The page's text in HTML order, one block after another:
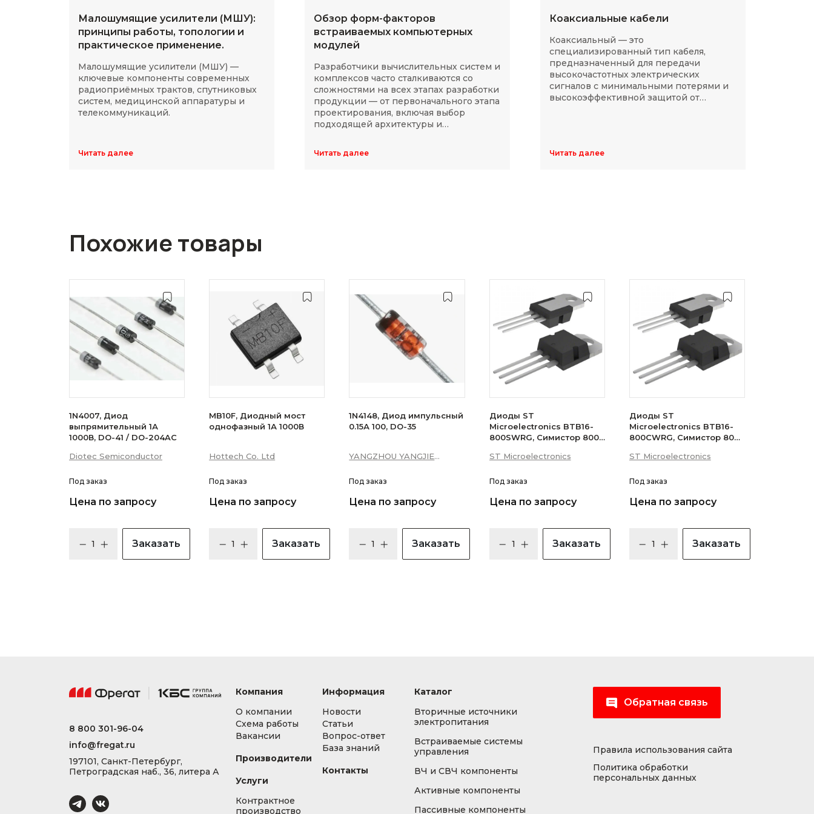
Малошумящие усилители (МШУ):
принципы работы, топологии и
практическое применение.
Малошумящие усилители (МШУ) —
ключевые компоненты современных
радиоприёмных трактов, спутниковых
систем, медицинской аппаратуры и
телекоммуникаций.
Читать далее
Обзор форм-факторов
встраиваемых компьютерных
модулей
Разработчики вычислительных систем и
комплексов часто сталкиваются со
сложностями на всех этапах разработки
продукции — от первоначального этапа
проектирования, включая выбор
подходящей архитектуры и
длительного массового производства.
Читать далее
Коаксиальные кабели
Коаксиальный — это
специализированный тип кабеля,
предназначенный для передачи
высокочастотных электрических
сигналов с минимальными потерями и
высокоэффективной защитой от
Читать далее
Похожие товары
1N4007, Диод
выпрямительный 1А
1000В, DO-41 / DO-204AC
Diotec Semiconductor
Под заказ
Цена по запросу
Заказать
MB10F, Диодный мост
однофазный 1А 1000В
Hottech Co. Ltd
Под заказ
Цена по запросу
Заказать
1N4148, Диод импульсный
0.15А 100, DO-35
YANGZHOU YANGJIE
Под заказ
Цена по запросу
Заказать
Диоды ST
Microelectronics BTB16-
800SWRG, Симистор 800В
уровень)
ST Microelectronics
Под заказ
Цена по запросу
Заказать
Диоды ST
Microelectronics BTB16-
800CWRG, Симистор 800В
(бесснабберный)
ST Microelectronics
Под заказ
Цена по запросу
Заказать
8 800 301-96-04
info@fregat.ru
197101, Санкт-Петербург,
Петроградская наб., 36, литера А
Компания
О компании
Схема работы
Вакансии
Производители
Услуги
Контрактное
производство
Информация
Новости
Статьи
Вопрос-ответ
База знаний
Контакты
Каталог
Вторичные источники
электропитания
Встраиваемые системы
управления
ВЧ и СВЧ компоненты
Активные компоненты
Пассивные компоненты
Обратная связь
Правила использования сайта
Политика обработки
персональных данных